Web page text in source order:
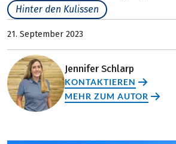
Hinter den Kulissen
21. September 2023
Jennifer Schlarp
KONTAKTIEREN
MEHR ZUM AUTOR